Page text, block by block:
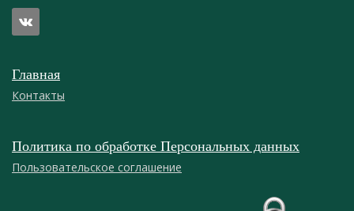
Главная
Контакты
Политика по обработке Персональных данных
Пользовательское соглашение